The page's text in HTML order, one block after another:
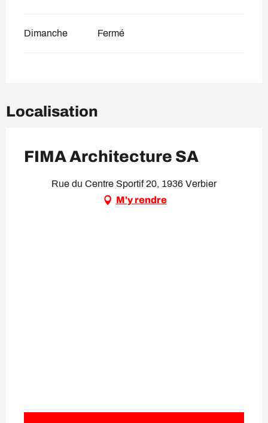
Dimanche Fermé
Localisation
FIMA Architecture SA
Rue du Centre Sportif 20, 1936 Verbier
M'y rendre